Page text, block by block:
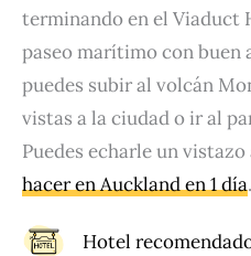
terminando en el Viaduct
paseo marítimo con buen
puedes subir al volcán
vistas a la ciudad o ir al
Puedes echarle un
hacer en Auckland en 1 día.
Hotel